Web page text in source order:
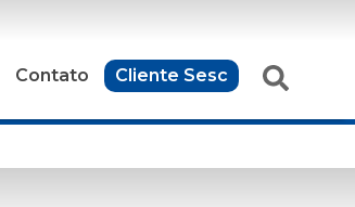
Contato Cliente Sesc